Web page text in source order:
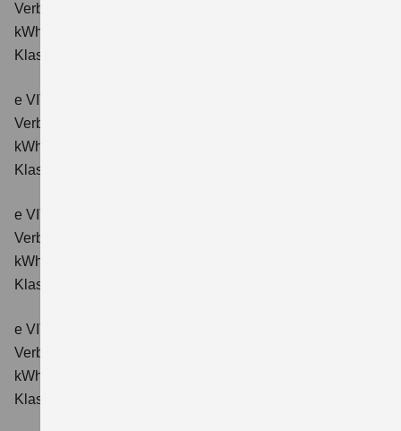
Verbrauchswerte: Energieverbrauch kombiniert: 15,1
kWh/100km; CO₂-Emissionen kombiniert: 0 g/km; CO₂-
Klasse: A.
e VITARA eAxle ALLGRIP-e Comfort (61 kWh-Batterie)
Verbrauchswerte: Energieverbrauch kombiniert: 16,6
kWh/100km; CO₂-Emissionen kombiniert: 0 g/km; CO₂-
Klasse: A.
e VITARA eAxle Comfort+ (61 kWh-Batterie)
Verbrauchswerte: Energieverbrauch kombiniert: 15,1
kWh/100km; CO₂-Emissionen kombiniert: 0 g/km; CO₂-
Klasse: A.
e VITARA eAxle ALLGRIP-e Comfort+ (61 kWh-Batterie)
Verbrauchswerte: Energieverbrauch kombiniert: 16,6
kWh/100 km; CO₂-Emissionen kombiniert: 0 g/km; CO₂-
Klasse: A.